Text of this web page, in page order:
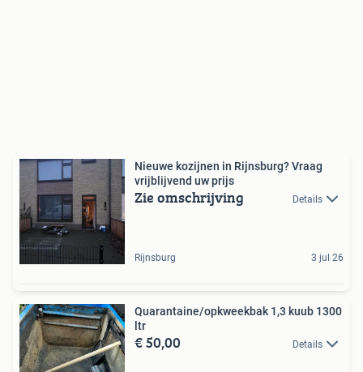
Nieuwe kozijnen in Rijnsburg? Vraag
vrijblijvend uw prijs
Zie omschrijving Details
Rijnsburg 3 jul 26
Quarantaine/opkweekbak 1,3 kuub 1300
ltr
€ 50,00 Details